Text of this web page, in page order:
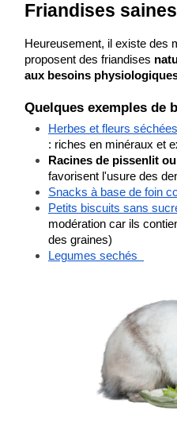
Friandises saines
Heureusement, il existe des
proposent des friandises
aux besoins
Quelques exemples de
Herbes et fleurs séchées
: riches en minéraux et
Racines de pissenlit
favorisent l'usure des
Snacks à base de foin
Petits biscuits sans
modération car ils
des graines)
Legumes sechés